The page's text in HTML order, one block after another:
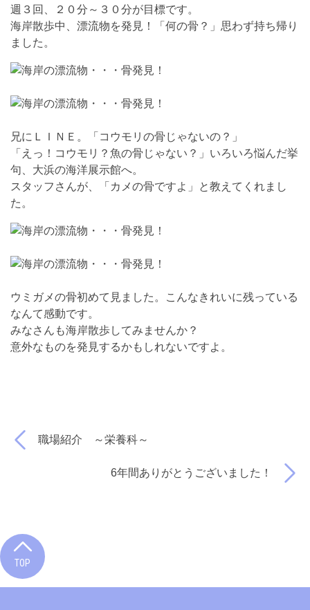
週３回、２０分～３０分が目標です。
海岸散歩中、漂流物を発見！「何の骨？」思わず持ち帰り
ました。
兄にＬＩＮＥ。「コウモリの骨じゃないの？」
「えっ！コウモリ？魚の骨じゃない？」いろいろ悩んだ挙
句、大浜の海洋展示館へ。
スタッフさんが、「カメの骨ですよ」と教えてくれまし
た。
ウミガメの骨初めて見ました。こんなきれいに残っている
なんて感動です。
みなさんも海岸散歩してみませんか？
意外なものを発見するかもしれないですよ。
職場紹介 ～栄養科～
6年間ありがとうございました！
TOP